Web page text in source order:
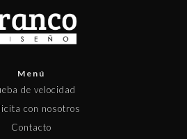
Menú
de velocidad
con nosotros
Contacto